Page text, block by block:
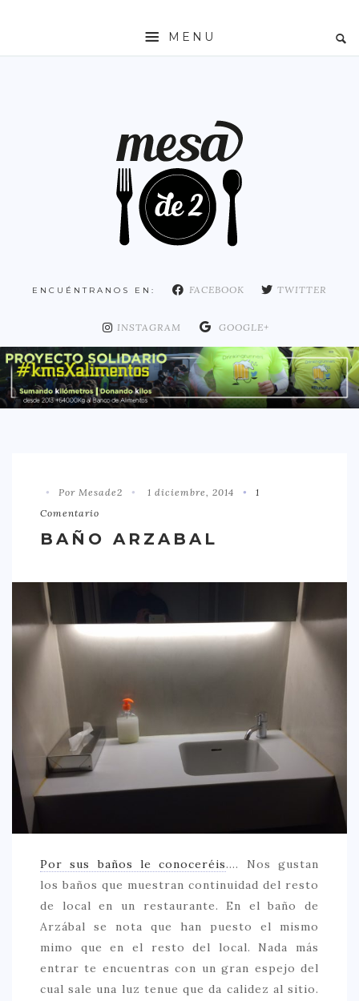
MENU
COMUNIDAD DE MADRID
DISTRITO ARGANZUELA
DISTRITO CHAMARTÍN
DISTRITO CHAMBERÍ
DISTRITO HORTALEZA
DISTRITO RETIRO
TIPO DE COMIDA
AMERICANA
ASIÁTICA
CARNES
CREATIVA
DULCE
FUSIÓN
LATINA
SALUDABLE
TAPAS
TRADICIONAL
ENCUÉNTRANOS EN: FACEBOOK TWITTER
INSTAGRAM GOOGLE+
Por Mesade2 1 diciembre, 2014
1
Comentario
BAÑO ARZABAL
Por sus baños le conoceréis…. Nos gustan
los baños que muestran continuidad del resto
de local en un restaurante. En el baño de
Arzábal se nota que han puesto el mismo
mimo que en el resto del local. Nada más
entrar te encuentras con un gran espejo del
cual sale una luz tenue que da calidez al sitio.